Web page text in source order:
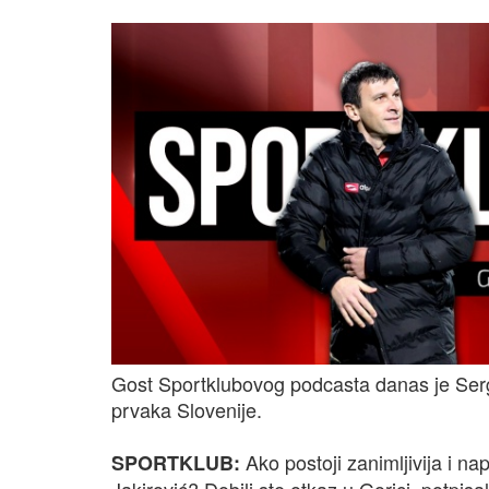
Gost Sportklubovog podcasta danas je
prvaka Slovenije.
SPORTKLUB: Ako postoji zanimljivija i